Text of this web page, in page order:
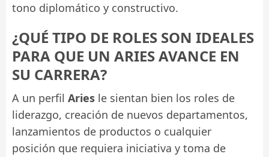
tono diplomático y constructivo.
¿QUÉ TIPO DE ROLES SON IDEALES
PARA QUE UN ARIES AVANCE EN
SU CARRERA?
A un perfil Aries le sientan bien los roles de
liderazgo, creación de nuevos departamentos,
lanzamientos de productos o cualquier
posición que requiera iniciativa y toma de